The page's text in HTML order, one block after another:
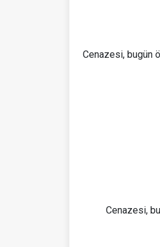
Cenazesi, bugün
Cenazesi,